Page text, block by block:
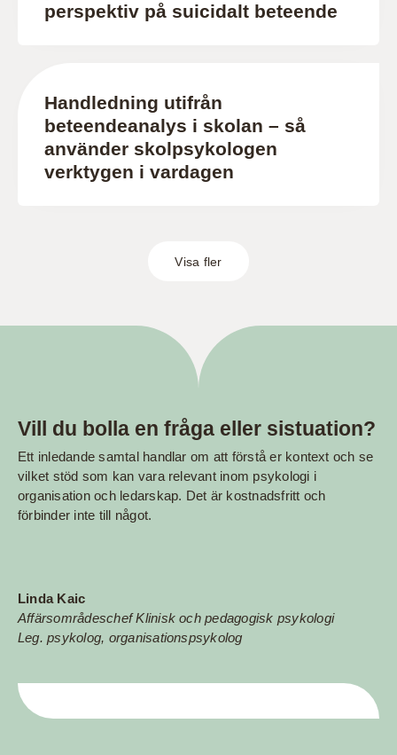
perspektiv på suicidalt beteende
Handledning utifrån
beteendeanalys i skolan – så
använder skolpsykologen
verktygen i vardagen
Visa fler
Vill du bolla en fråga eller sistuation?
Ett inledande samtal handlar om att förstå er kontext och se
vilket stöd som kan vara relevant inom psykologi i
organisation och ledarskap. Det är kostnadsfritt och
förbinder inte till något.
Linda Kaic
Affärsområdeschef Klinisk och pedagogisk psykologi
Leg. psykolog, organisationspsykolog